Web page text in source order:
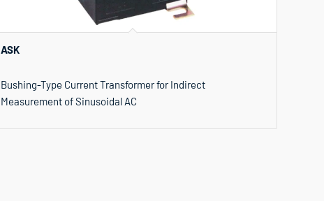
ASK
Bushing-Type Current Transformer for Indirect
Measurement of Sinusoidal AC